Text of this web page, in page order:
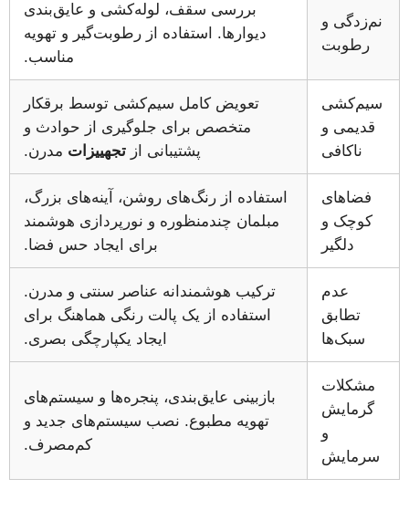
نم‌زدگی و
رطوبت
بررسی سقف، لوله‌کشی و عایق‌بندی
دیوارها. استفاده از رطوبت‌گیر و تهویه
مناسب.
سیم‌کشی
قدیمی و
ناکافی
تعویض کامل سیم‌کشی توسط برقکار
متخصص برای جلوگیری از حوادث و
پشتیبانی از تجهییزات مدرن.
فضاهای
کوچک و
دلگیر
استفاده از رنگ‌های روشن، آینه‌های بزرگ،
مبلمان چندمنظوره و نورپردازی هوشمند
برای ایجاد حس فضا.
عدم
تطابق
سبک‌ها
ترکیب هوشمندانه عناصر سنتی و مدرن.
استفاده از یک پالت رنگی هماهنگ برای
ایجاد یکپارچگی بصری.
مشکلات
گرمایش
و
سرمایش
بازبینی عایق‌بندی، پنجره‌ها و سیستم‌های
تهویه مطبوع. نصب سیستم‌های جدید و
کم‌مصرف.